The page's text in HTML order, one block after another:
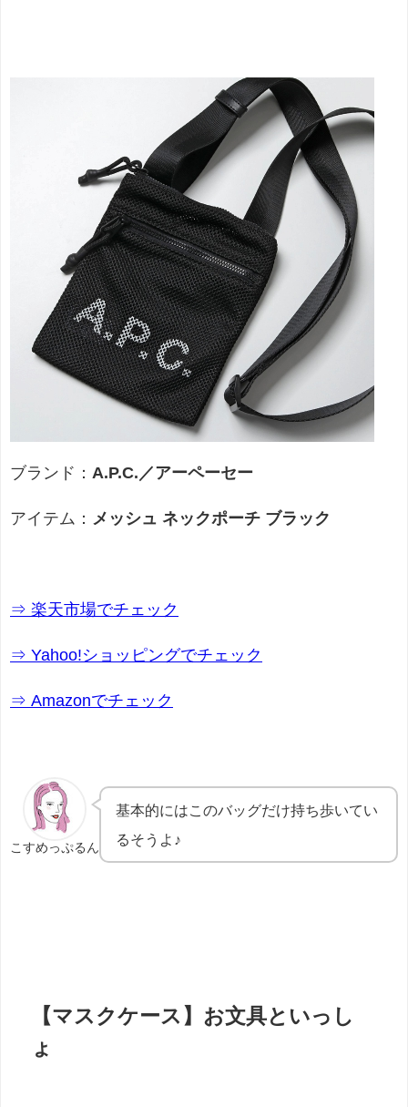
ブランド： A.P.C.／アーペーセー
アイテム： メッシュ ネックポーチ ブラック
⇒ 楽天市場でチェック
⇒ Yahoo!ショッピングでチェック
⇒ Amazonでチェック
こすめっぷるん
基本的にはこのバッグだけ持ち歩いてい
るそうよ♪
【マスクケース】お文具といっし
ょ